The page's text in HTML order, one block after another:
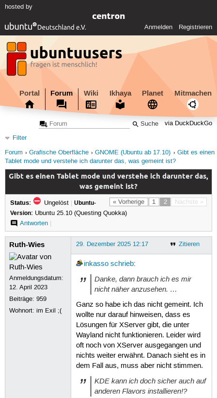
hosted by
Anmelden Registrieren
Portal Forum Wiki Ikhaya Planet Mitmachen
via DuckDuckGo
Filter
Forum
Grafische Oberfläche GNOME (Ubuntu ab 17.10)
Gibt es einen
Tablet mode und verstehe ich darunter das, was gemeint ist?
Gibt es einen Tablet mode und verstehe ich darunter das,
was gemeint ist?
« Vorherige 1 2 Nächste »
Status: Ungelöst | Ubuntu-
Version: Ubuntu 25.10 (Questing Quokka)
Antworten|
Ruth-Wies
Anmeldungsdatum:
12. April 2023
Beiträge:959
Wohnort: im Exil ;(
Zitieren
29. Dezember 2025 12:17
inkasso schrieb:
Danke, dann brauch ich es mir
nicht näher anzusehen. …
Ganz so habe ich das nicht gemeint. Ich
wollte nur darauf hinweisen, dass es
Lösungen für XServer gibt, die unter
Wayland nicht funktionieren. Leider wird
oft noch von XServer ausgegangen und
nichts weiter erwähnt. Danach sieht es in
dem Fall aus, muss aber nicht stimmen.
KDE kann ich doch sicher auch auf
anderen Flavors installieren!?